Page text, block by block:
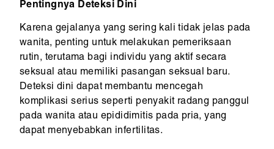
Pentingnya Deteksi Dini
Karena gejalanya yang sering kali tidak jelas pada
wanita, penting untuk melakukan pemeriksaan
rutin, terutama bagi individu yang aktif secara
seksual atau memiliki pasangan seksual baru.
Deteksi dini dapat membantu mencegah
komplikasi serius seperti penyakit radang panggul
pada wanita atau epididimitis pada pria, yang
dapat menyebabkan infertilitas.